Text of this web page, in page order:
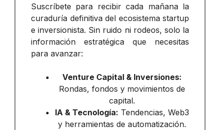
Suscríbete para recibir cada mañana la
curaduría definitiva del ecosistema startup
e inversionista. Sin ruido ni rodeos, solo la
información estratégica que necesitas
para avanzar:
Venture Capital & Inversiones:
Rondas, fondos y movimientos de
capital.
IA & Tecnología: Tendencias, Web3
y herramientas de automatización.